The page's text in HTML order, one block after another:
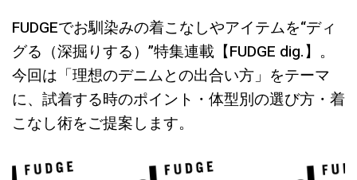
FUDGEでお馴染みの着こなしやアイテムを“ディ
グる（深掘りする）”特集連載【FUDGE dig.】。
今回は「理想のデニムとの出合い方」をテーマ
に、試着する時のポイント・体型別の選び方・着
こなし術をご提案します。